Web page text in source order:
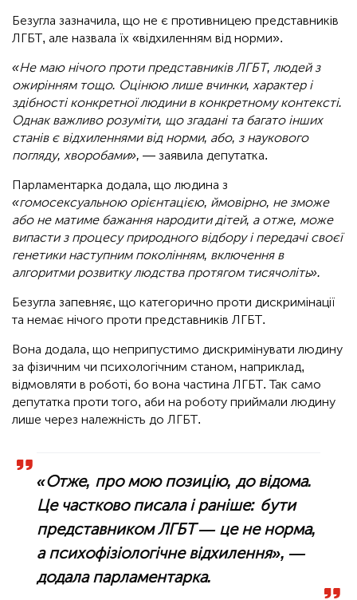
Безугла зазначила, що не є противницею представників
ЛГБТ, але назвала їх «відхиленням від норми».
«Не маю нічого проти представників ЛГБТ, людей з
ожирінням тощо. Оцінюю лише вчинки, характер і
здібності конкретної людини в конкретному контексті.
Однак важливо розуміти, що згадані та багато інших
станів є відхиленнями від норми, або, з наукового
погляду, хворобами», — заявила депутатка.
Парламентарка додала, що людина з
«гомосексуальною орієнтацією, ймовірно, не зможе
або не матиме бажання народити дітей, а отже, може
випасти з процесу природного відбору і передачі своєї
генетики наступним поколінням, включення в
алгоритми розвитку людства протягом тисячоліть».
Безугла запевняє, що категорично проти дискримінації
та немає нічого проти представників ЛГБТ.
Вона додала, що неприпустимо дискримінувати людину
за фізичним чи психологічним станом, наприклад,
відмовляти в роботі, бо вона частина ЛГБТ. Так само
депутатка проти того, аби на роботу приймали людину
лише через належність до ЛГБТ.
«Отже, про мою позицію, до відома.
Це частково писала і раніше: бути
представником ЛГБТ — це не норма,
а психофізіологічне відхилення»,—
додала парламентарка.